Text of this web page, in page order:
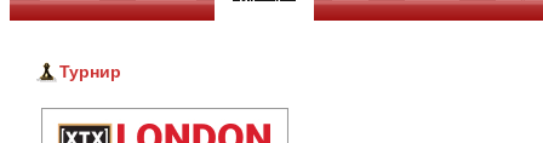
Турнир